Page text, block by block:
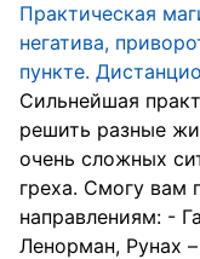
Практическая
негатива,
пункте.
Сильнейшая
решить разные
очень сложных
греха. Смогу
направлениям: -
Ленорман, Рунах –